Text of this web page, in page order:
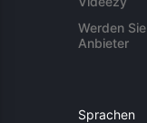
Werden Sie
Anbieter
Sprachen